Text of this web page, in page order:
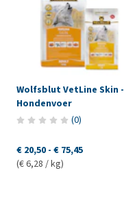
Wolfsblut VetLine Skin -
Hondenvoer
(0)
€ 20,50 - € 75,45
(€ 6,28 / kg)